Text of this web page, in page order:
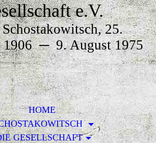
e.V.
25.
1906─9. August 1975
HOME
GESELLSCHAFT